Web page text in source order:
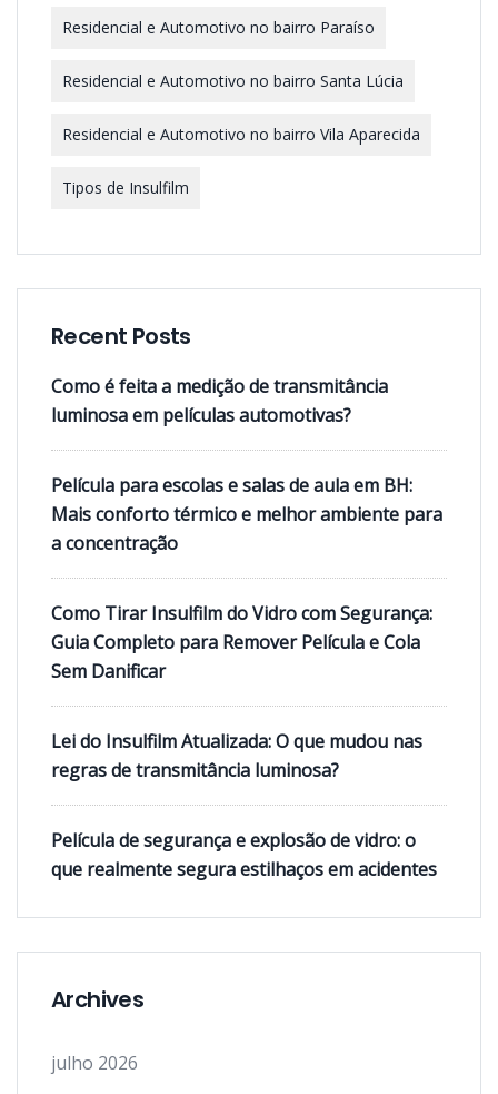
Residencial e Automotivo no bairro Paraíso
Residencial e Automotivo no bairro Santa Lúcia
Residencial e Automotivo no bairro Vila Aparecida
Tipos de Insulfilm
Recent Posts
Como é feita a medição de transmitância
luminosa em películas automotivas?
Película para escolas e salas de aula em BH:
Mais conforto térmico e melhor ambiente para
a concentração
Como Tirar Insulfilm do Vidro com Segurança:
Guia Completo para Remover Película e Cola
Sem Danificar
Lei do Insulfilm Atualizada: O que mudou nas
regras de transmitância luminosa?
Película de segurança e explosão de vidro: o
que realmente segura estilhaços em acidentes
Archives
julho 2026